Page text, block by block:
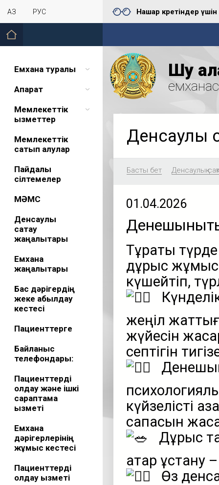
ҚАЗ РУС Нашар көретіндер үшін
Емхана туралы
Ақпарат
Мемлекеттік
қызметтер
Мемлекеттік
сатып алулар
Пайдалы
сілтемелер
МӘМС
Денсаулық
сақтау
жаңалықтары
Емхана
жаңалықтары
Бас дәрігердің
жеке қабылдау
кестесі
Пациенттерге
Байланыс
телефондары:
Пациенттерді
қолдау және ішкі
сараптама
қызметі
Емхана
дәрігерлерінің
жұмыс кестесі
Пациенттерді
қолдау қызметі
Шу
Денсаулық
Басты бет Денсаулық
01.04.2026
Тұрақты
дұрыс жұмыс
күшейтіп,
жеңіл
жүйесін
септігін
күйзелісті
сапасын
Дұрыс
қатар ұстану
Өз